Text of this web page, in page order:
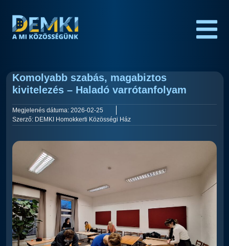
Komolyabb szabás, magabiztos
kivitelezés – Haladó varrótanfolyam
Megjelenés dátuma: 2026-02-25
Szerző: DEMKI Homokkerti Közösségi Ház